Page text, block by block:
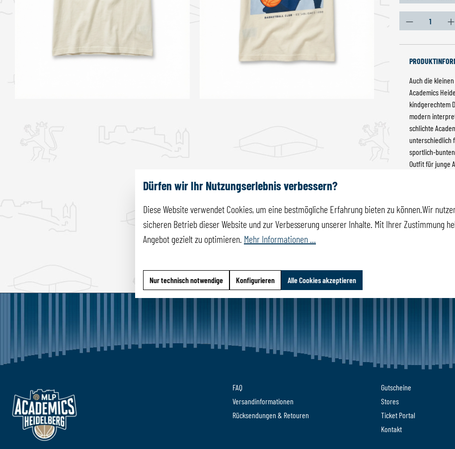
Produkt
Auch die
Academics
kindgerechtem
modern
schlichte
unterschiedlich
sportlich-
Outfit für junge
GRÖSSE &
FAQ
Versandinformationen
Rücksendungen & Retouren
Gutscheine
Stores
Ticket Portal
Kontakt
Dürfen wir Ihr Nutzungserlebnis verbessern?
Diese Website verwendet Cookies, um eine bestmögliche Erfahrung bieten zu können.Wir
sicheren Betrieb dieser Website und zur Verbesserung unserer Inhalte. Mit Ihrer Zustimmung
Angebot gezielt zu optimieren. Mehr Informationen ...
Nur technisch notwendige Konfigurieren Alle Cookies akzeptieren